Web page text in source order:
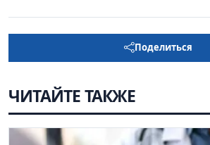
Поделиться
ЧИТАЙТЕ ТАКЖЕ